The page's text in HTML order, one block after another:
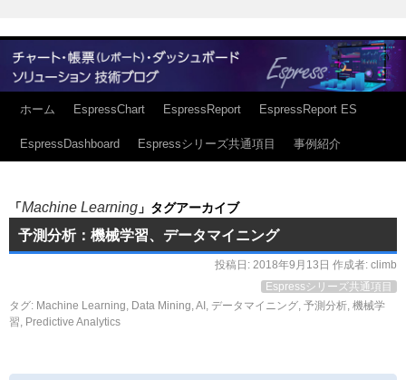
ホーム EspressChart EspressReport EspressReport ES
EspressDashboard Espressシリーズ共通項目 事例紹介
「Machine Learning 」タグアーカイブ
予測分析：機械学習、データマイニング
投稿日: 2018年9月13日 作成者: climb
Espressシリーズ共通項目
タグ: Machine Learning, Data Mining,AI , データマイニング, 予測分析, 機械学
習, Predictive Analytics